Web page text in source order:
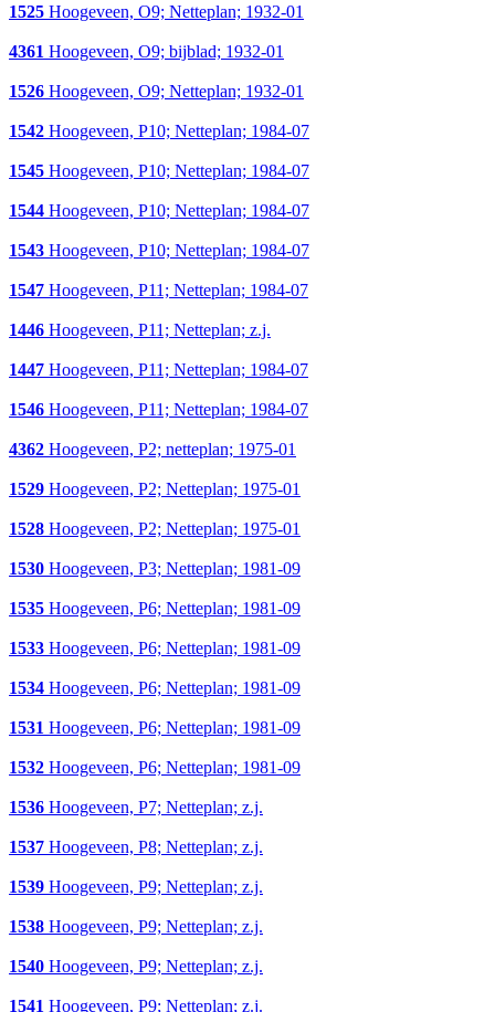
1525 Hoogeveen, O9; Netteplan; 1932-01
4361 Hoogeveen, O9; bijblad; 1932-01
1526 Hoogeveen, O9; Netteplan; 1932-01
1542 Hoogeveen, P10; Netteplan; 1984-07
1545 Hoogeveen, P10; Netteplan; 1984-07
1544 Hoogeveen, P10; Netteplan; 1984-07
1543 Hoogeveen, P10; Netteplan; 1984-07
1547 Hoogeveen, P11; Netteplan; 1984-07
1446 Hoogeveen, P11; Netteplan; z.j.
1447 Hoogeveen, P11; Netteplan; 1984-07
1546 Hoogeveen, P11; Netteplan; 1984-07
4362 Hoogeveen, P2; netteplan; 1975-01
1529 Hoogeveen, P2; Netteplan; 1975-01
1528 Hoogeveen, P2; Netteplan; 1975-01
1530 Hoogeveen, P3; Netteplan; 1981-09
1535 Hoogeveen, P6; Netteplan; 1981-09
1533 Hoogeveen, P6; Netteplan; 1981-09
1534 Hoogeveen, P6; Netteplan; 1981-09
1531 Hoogeveen, P6; Netteplan; 1981-09
1532 Hoogeveen, P6; Netteplan; 1981-09
1536 Hoogeveen, P7; Netteplan; z.j.
1537 Hoogeveen, P8; Netteplan; z.j.
1539 Hoogeveen, P9; Netteplan; z.j.
1538 Hoogeveen, P9; Netteplan; z.j.
1540 Hoogeveen, P9; Netteplan; z.j.
1541 Hoogeveen, P9; Netteplan; z.j.